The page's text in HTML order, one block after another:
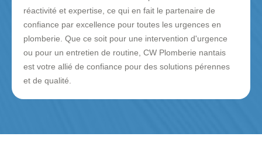
réactivité et expertise, ce qui en fait le partenaire de
confiance par excellence pour toutes les urgences en
plomberie. Que ce soit pour une intervention d'urgence
ou pour un entretien de routine, CW Plomberie nantais
est votre allié de confiance pour des solutions pérennes
et de qualité.